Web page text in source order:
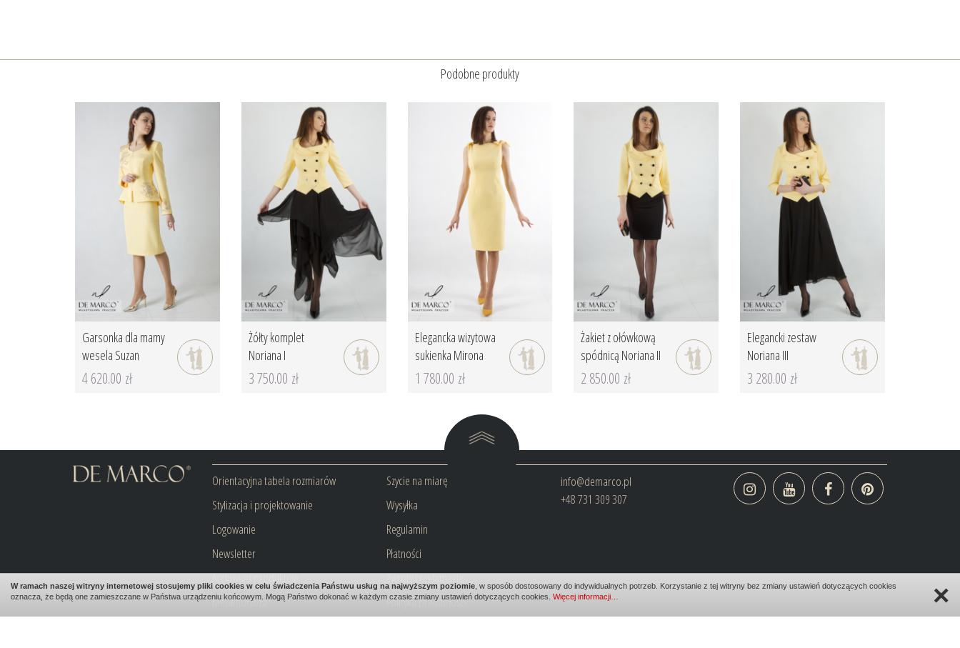
Podobne produkty
Garsonka dla mamy
wesela Suzan
4 620.00 zł
Żółty komplet
Noriana I
3 750.00 zł
Elegancka wizytowa
sukienka Mirona
1 780.00 zł
Żakiet z ołówkową
spódnicą Noriana II
2 850.00 zł
Elegancki zestaw
Noriana III
3 280.00 zł
Orientacyjna tabela rozmiarów
Stylizacja i projektowanie
Logowanie
Newsletter
Archiwum produktów
Metamorfoza
Szycie na miarę
Wysyłka
Regulamin
Płatności
Zwroty i reklamacje
Polityka prywatności
info@demarco.pl
+48 731 309 307
×
W ramach naszej witryny internetowej stosujemy pliki cookies w celu świadczenia Państwu usług na najwyższym poziomie , w sposób dostosowany do indywidualnych potrzeb. Korzystanie z tej witryny bez zmiany ustawień dotyczących cookies
oznacza, że będą one zamieszczane w Państwa urządzeniu końcowym. Mogą Państwo dokonać w każdym czasie zmiany ustawień dotyczących cookies. Więcej informacji…